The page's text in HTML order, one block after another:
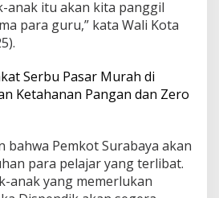
anak itu akan kita panggil
para guru,” kata Wali Kota
Serbu Pasar Murah di
Ketahanan Pangan dan Zero
bahwa Pemkot Surabaya akan
para pelajar yang terlibat.
anak yang memerlukan